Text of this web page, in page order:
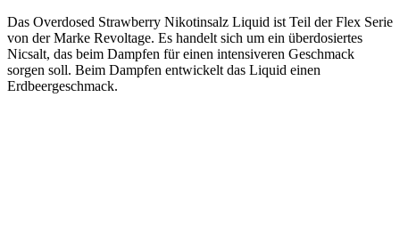
Das Overdosed Strawberry Nikotinsalz Liquid ist Teil der Flex Serie
von der Marke Revoltage. Es handelt sich um ein überdosiertes
Nicsalt, das beim Dampfen für einen intensiveren Geschmack
sorgen soll. Beim Dampfen entwickelt das Liquid einen
Erdbeergeschmack.